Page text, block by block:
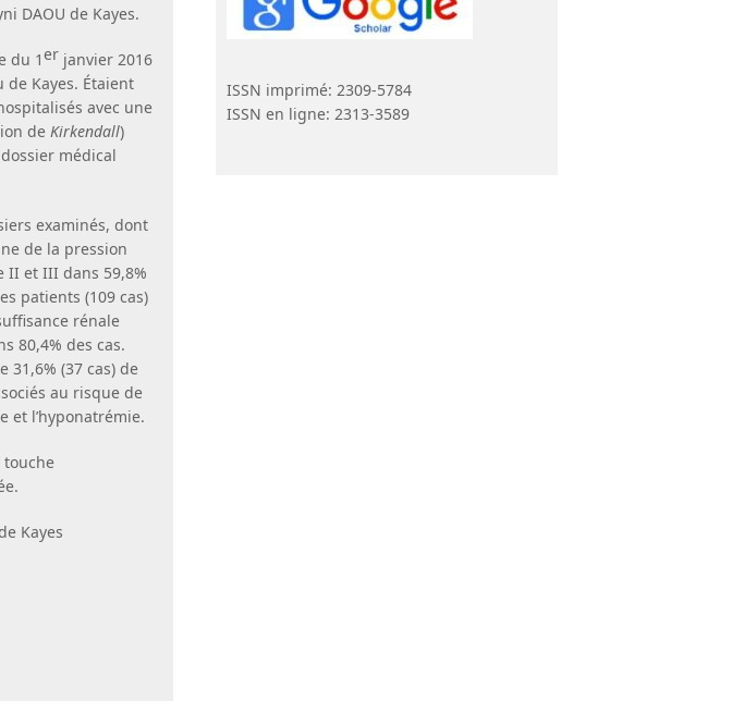
DAOU de Kayes.
du 1er janvier 2016
de Kayes. Étaient
avec une
de Kirkendall)
médical
examinés, dont
de la pression
II et III dans 59,8%
patients (109 cas)
rénale
80,4% des cas.
31,6% (37 cas) de
au risque de
et l’hyponatrémie.
touche
Kayes
ISSN imprimé: 2309-5784
ISSN en ligne: 2313-3589